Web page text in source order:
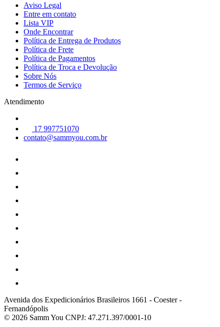
Aviso Legal
Entre em contato
Lista VIP
Onde Encontrar
Política de Entrega de Produtos
Política de Frete
Política de Pagamentos
Política de Troca e Devolução
Sobre Nós
Termos de Serviço
Atendimento
17 997751070
contato@sammyou.com.br
Avenida dos Expedicionários Brasileiros 1661 - Coester -
Fernandópolis
© 2026 Samm You CNPJ: 47.271.397/0001-10